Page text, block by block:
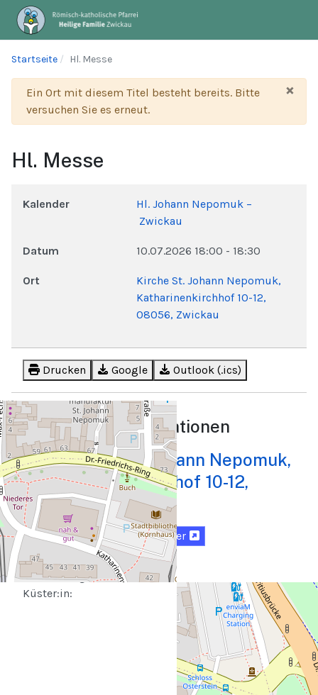
Startseite Hl. Messe
×
Warnung
Ein Ort mit diesem Titel besteht bereits. Bitte
versuchen Sie es erneut.
Hl. Messe
Kalender
Hl. Johann Nepomuk –
Zwickau
Datum 10.07.2026 18:00 - 18:30
Ort
Kirche St. Johann Nepomuk,
Katharinenkirchhof 10-12,
08056, Zwickau
Drucken Google Outlook (.ics)
Beschreibung
Liturgische
Leitung:
Organist:in:
Kantor:in:
Lektor:innen:
Fürbitten
vorbeten:
Vermeldungen:
Küster:in:
Standortinformationen
Kirche St. Johann Nepomuk,
Katharinenkirchhof 10-12,
08056, Zwickau
Karte Routenplaner